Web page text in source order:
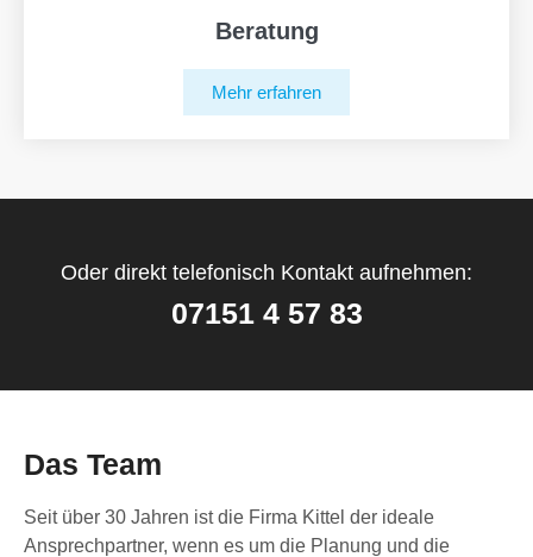
Beratung
Mehr erfahren
Oder direkt telefonisch Kontakt aufnehmen:
07151 4 57 83
Das Team
Seit über 30 Jahren ist die Firma Kittel der ideale
Ansprechpartner, wenn es um die Planung und die